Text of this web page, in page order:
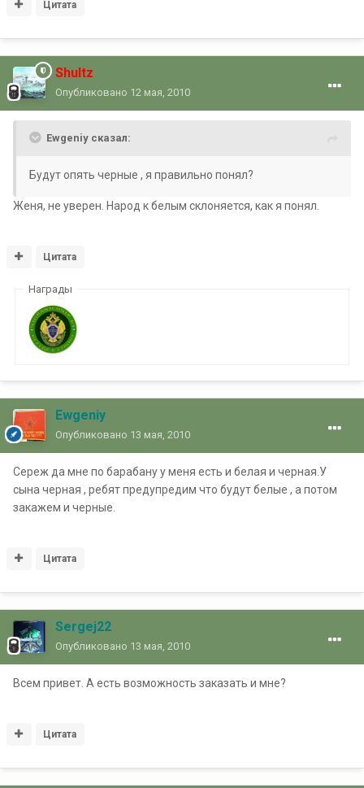
Цитата
Shultz
Опубликовано 12 мая, 2010
Ewgeniy сказал:
Будут опять черные , я правильно понял?
Женя, не уверен. Народ к белым склоняется, как я понял.
Цитата
Награды
Ewgeniy
Опубликовано 13 мая, 2010
Сереж да мне по барабану у меня есть и белая и черная.У
сына черная , ребят предупредим что будут белые , а потом
закажем и черные.
Цитата
Sergej22
Опубликовано 13 мая, 2010
Всем привет. А есть возможность заказать и мне?
Цитата